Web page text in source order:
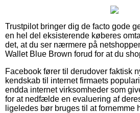
Trustpilot bringer dig de facto gode
en hel del eksisterende køberes
det, at du ser nærmere på
Wallet Blue Brown forud for at du
Facebook fører til derudover faktisk
kendskab til internet firmaets
endda internet virksomheder som
for at nedfælde en evaluering af
ligeledes bør bruges til at fornemme